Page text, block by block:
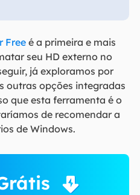
Freeé a primeira e mais
seu HD externo no
já exploramos por
outras opções integradas
que esta ferramenta é o
de recomendar a
de Windows.